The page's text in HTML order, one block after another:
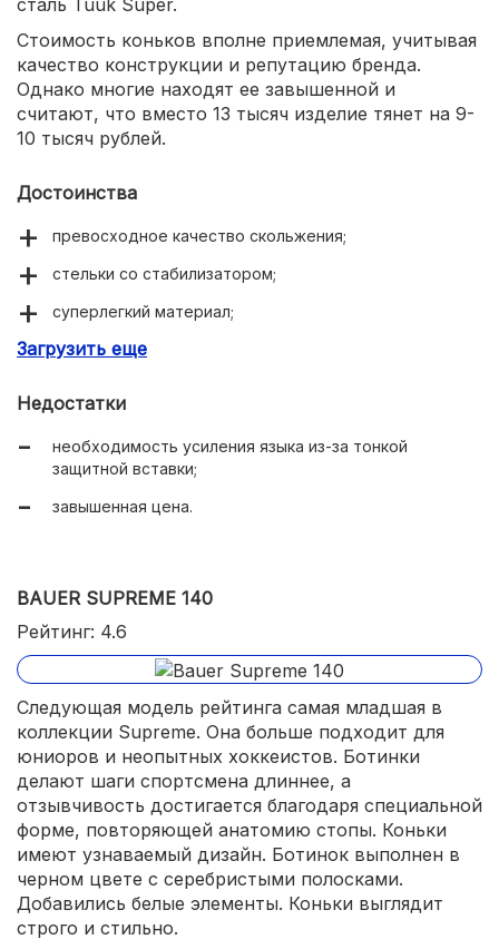
Стоимость коньков вполне приемлемая, учитывая
качество конструкции и репутацию бренда.
Однако многие находят ее завышенной и
считают, что вместо 13 тысяч изделие тянет на 9-
10 тысяч рублей.
Достоинства
превосходное качество скольжения;
стельки со стабилизатором;
суперлегкий материал;
полная формовка;
Загрузить еще
Недостатки
необходимость усиления языка из-за тонкой
защитной вставки;
завышенная цена.
BAUER SUPREME 140
Рейтинг: 4.6
Следующая модель рейтинга самая младшая в
коллекции Supreme. Она больше подходит для
юниоров и неопытных хоккеистов. Ботинки
делают шаги спортсмена длиннее, а
отзывчивость достигается благодаря специальной
форме, повторяющей анатомию стопы. Коньки
имеют узнаваемый дизайн. Ботинок выполнен в
черном цвете с серебристыми полосками.
Добавились белые элементы. Коньки выглядит
строго и стильно.